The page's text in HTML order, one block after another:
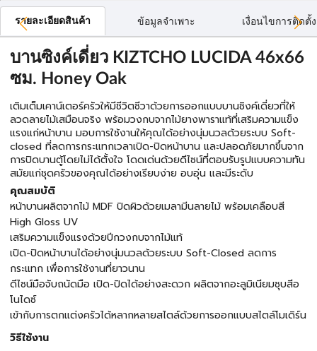
รายละเอียดสินค้า ข้อมูลจำเพาะ เงื่อนไขการติดตั้ง
บานซิงค์เดี่ยว KIZTCHO LUCIDA 46x66
ซม. Honey Oak
เติมเต็มเคาน์เตอร์ครัวให้มีชีวิตชีวาด้วยการออกแบบบานซิงค์เดี่ยวที่ให้
ลวดลายไม้เสมือนจริง พร้อมวงกบจากไม้ยางพาราแท้ที่เสริมความแข็ง
แรงแก่หน้าบาน มอบการใช้งานให้คุณได้อย่างนุ่มนวลด้วยระบบ Soft-
closed ที่ลดการกระแทกเวลาเปิด-ปิดหน้าบาน และปลอดภัยมากขึ้นจาก
การปิดบานตู้โดยไม่ได้ตั้งใจ โดดเด่นด้วยดีไซน์ที่ตอบรับรูปแบบความทัน
สมัยแก่ชุดครัวของคุณได้อย่างเรียบง่าย อบอุ่น และมีระดับ
คุณสมบัติ
หน้าบานผลิตจากไม้ MDF ปิดผิวด้วยเมลามีนลายไม้ พร้อมเคลือบสี
High Gloss UV
เสริมความแข็งแรงด้วยปีกวงกบจากไม้แท้
เปิด-ปิดหน้าบานได้อย่างนุ่มนวลด้วยระบบ Soft-Closed ลดการ
กระแทก เพื่อการใช้งานที่ยาวนาน
ดีไซน์มือจับถนัดมือ เปิด-ปิดได้อย่างสะดวก ผลิตจากอะลูมิเนียมชุบสีอ
โนไดซ์
เข้ากับการตกแต่งครัวได้หลากหลายสไตล์ด้วยการออกแบบสไตล์โมเดิร์น
วิธีใช้งาน